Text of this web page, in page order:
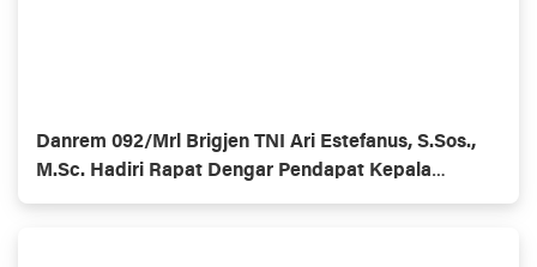
Danrem 092/Mrl Brigjen TNI Ari Estefanus, S.Sos.,
M.Sc. Hadiri Rapat Dengar Pendapat Kepala
Daerah Se-Provinsi Kalimantan Utara